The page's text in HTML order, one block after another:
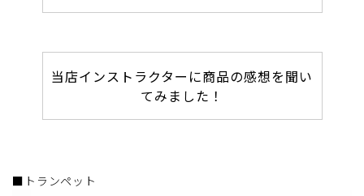
当店インストラクターに商品の感想を聞い
てみました！
■トランペット